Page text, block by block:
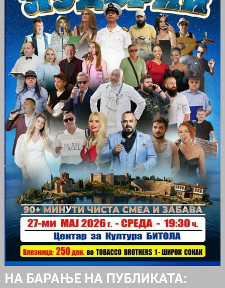
НА БАРАЊЕ НА ПУБЛИКАТА: